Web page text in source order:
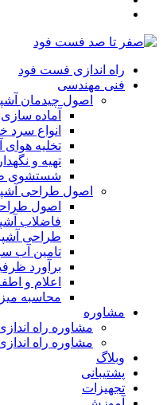
راه اندازی فست فود
فنی مهندسی
اصول چیدمان
آماده سازی
انواع سرد
تخلیه هوای
تهیه و
شستشوی
اصول طراحی
اصول
فاضلاب
طراحی
تامین آب
برآورد
اعلام و
محاسبه
مشاوره
مشاوره راه
مشاوره راه
وبلاگ
پشتیبانی
تجهیزات